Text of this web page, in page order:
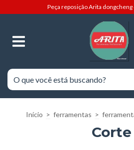
Peça reposição Arita dongcheng
Início > ferramentas >
Corte